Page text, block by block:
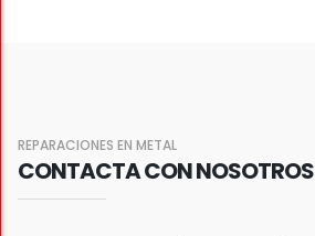
REPARACIONES EN METAL
CONTACTA CON NOSOTROS